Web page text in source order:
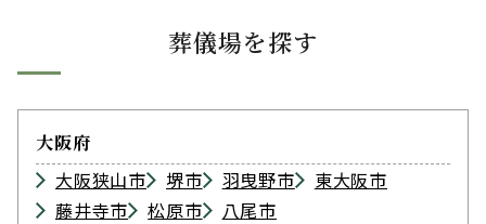
葬儀場を探す
大阪府
大阪狭山市 堺市 羽曳野市
東大阪市
藤井寺市
松原市 八尾市